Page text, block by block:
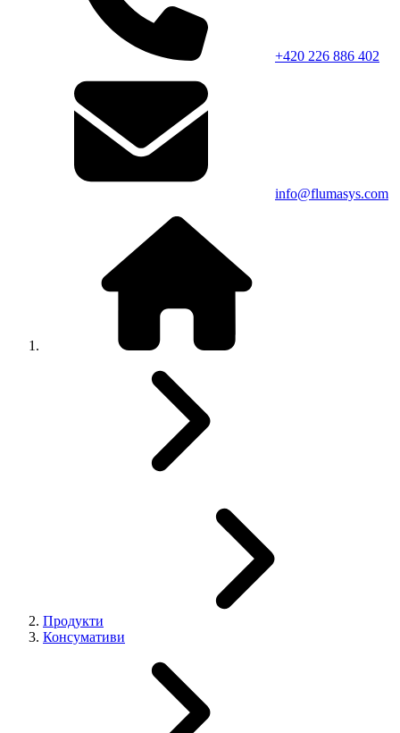
+420 226 886 402
info@flumasys.com
Продукти
Консумативи